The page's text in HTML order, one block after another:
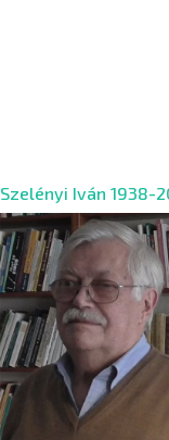
Szelényi Iván 1938-